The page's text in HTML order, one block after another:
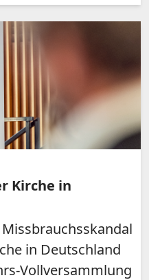
Kirche in
in Deutschland
Vollversammlung